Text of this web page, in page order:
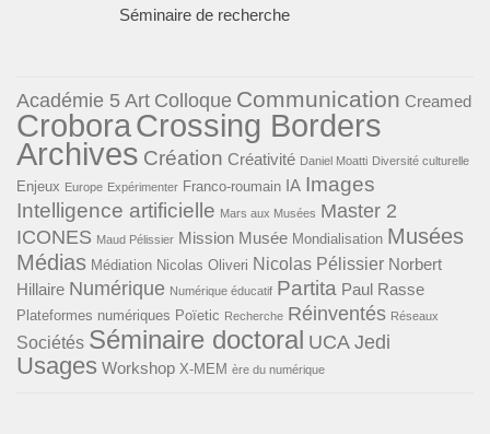
Séminaire de recherche
Académie 5 Art Colloque Communication Creamed
CroboraCrossing Borders
Archives Création Créativité Daniel Moatti Diversité culturelle
Enjeux Europe Expérimenter Franco-roumain IA Images
Intelligence artificielle Mars aux Musées Master 2
ICONES Maud Pélissier Mission Musée Mondialisation Musées
Médias Médiation Nicolas Oliveri Nicolas Pélissier Norbert
Hillaire Numérique Numérique éducatif Partita Paul Rasse
Plateformes numériques Poïetic Recherche Réinventés Réseaux
Sociétés Séminaire doctoral UCA Jedi
Usages Workshop X-MEM ère du numérique